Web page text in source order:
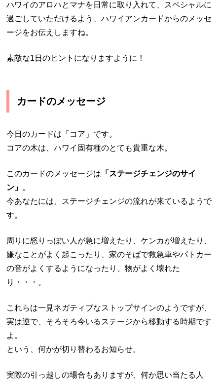
ハワイのアロハとマナを日常に取り入れて、スペシャルに
過ごしていただけるよう、ハワイアンカードからのメッセ
ージをお伝えしますね。
素敵な1日のヒントになりますように！
カードのメッセージ
今日のカードは「コア」です。
コアの木は、ハワイ固有種のとても貴重な木。
このカードのメッセージは 「ステージチェンジのサイ
ン」 。
今あなたには、ステージチェンジの流れが来ているようで
す。
周りに怒りっぽい人が急に増えたり、ケンカが増えたり、
嫌なことがよく起こったり、家のそばで救急車やパトカー
の音がよくするようになったり、物がよく壊れた
り・・・。
これらは一見ネガティブなストップサインのようですが、
実は逆で、そろそろ今いるステージから移動する時期です
よ。
という、何かが切り替わるお知らせ。
実際の引っ越しの場合もありますが、何か思い当たる人